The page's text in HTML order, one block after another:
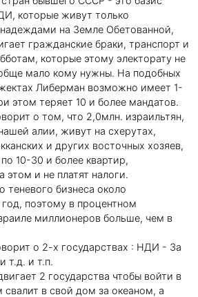
которые живут только
на Земле Обетованной,
гражданские браки, транспорт и
которые этому электорату не
мало кому нужны. На подобных
Либерман возможно имеет 1-
этом теряет 10 и более мандатов.
о том, что 2,0млн. израильтян,
алии, живут на схерутах,
и других восточных хозяев,
10-30 и более квартир,
этом и не платят налоги.
теневого бизнеса около
поэтому в процентном
миллионеров больше, чем в
о 2-х государствах : НДИ - За
т.д. и т.п.
2 государства чтобы войти в
свалит в свой дом за океаном, а